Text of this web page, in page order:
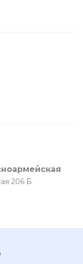
206 Б